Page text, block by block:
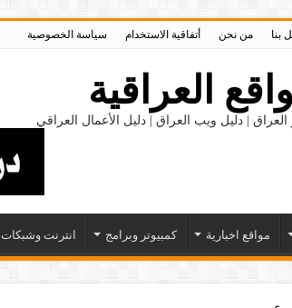
بنا من نحن أتفاقية الاستخدام سياسة الخصوصية
العراقية
| دليل ويب العراق | دليل الأعمال العراقي
مواقع اخبارية كمبيوتر وبرامج انترنت وشبكات